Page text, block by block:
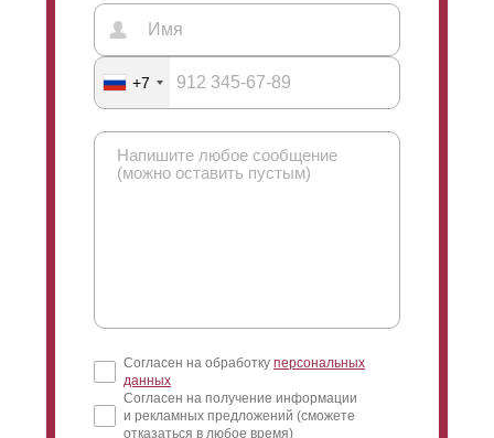
+7
Согласен на обработку персональных
данных
Согласен на получение информации
и рекламных предложений (сможете
отказаться в любое время)